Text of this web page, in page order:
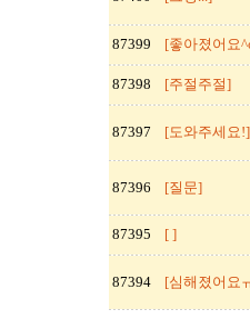
87399 [좋아졌어요
87398 [주절주절]
87397 [도와주세요!]
87396 [질문]
87395
[ ]
87394 [심해졌어요